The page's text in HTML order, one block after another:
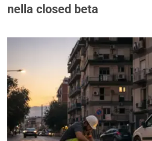
nella closed beta